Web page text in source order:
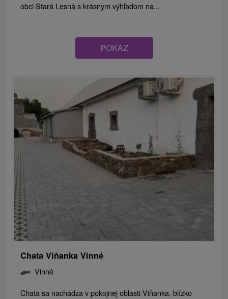
obci Stará Lesná s krásnym výhľadom na...
POKAZ
Chata Viňanka Vinné
Vinné
Chata sa nachádza v pokojnej oblasti Viňanka, blízko